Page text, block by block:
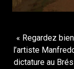
« Regardez
l’artiste
dictature au